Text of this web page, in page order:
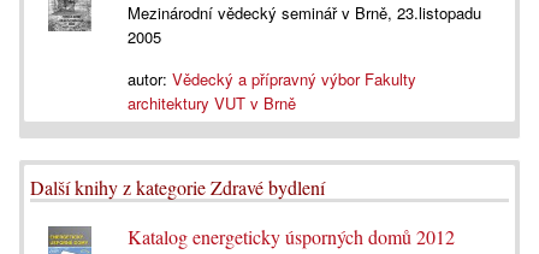
Mezinárodní vědecký seminář v Brně, 23.listopadu
2005
autor: Vědecký a přípravný výbor Fakulty
architektury VUT v Brně
Další knihy z kategorie Zdravé bydlení
Katalog energeticky úsporných domů 2012